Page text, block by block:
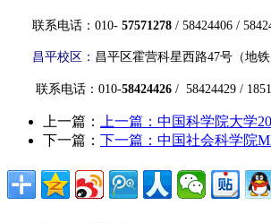
联系电话：010- 57571278 / 58424406 /
昌平校区： 昌平区霍营科星西路47号（地
联系电话：010-58424426 / 58424429 /
上一篇： 上一篇： 中国科学院大学
下一篇： 下一篇： 中国社会科学院